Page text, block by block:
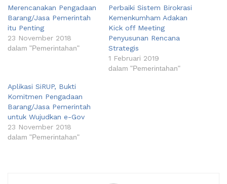
Merencanakan Pengadaan
Barang/Jasa Pemerintah
itu Penting
23 November 2018
dalam "Pemerintahan"
Perbaiki Sistem Birokrasi
Kemenkumham Adakan
Kick off Meeting
Penyusunan Rencana
Strategis
1 Februari 2019
dalam "Pemerintahan"
Aplikasi SiRUP, Bukti
Komitmen Pengadaan
Barang/Jasa Pemerintah
untuk Wujudkan e-Gov
23 November 2018
dalam "Pemerintahan"